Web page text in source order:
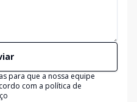
para que a nossa equipe
com a política de